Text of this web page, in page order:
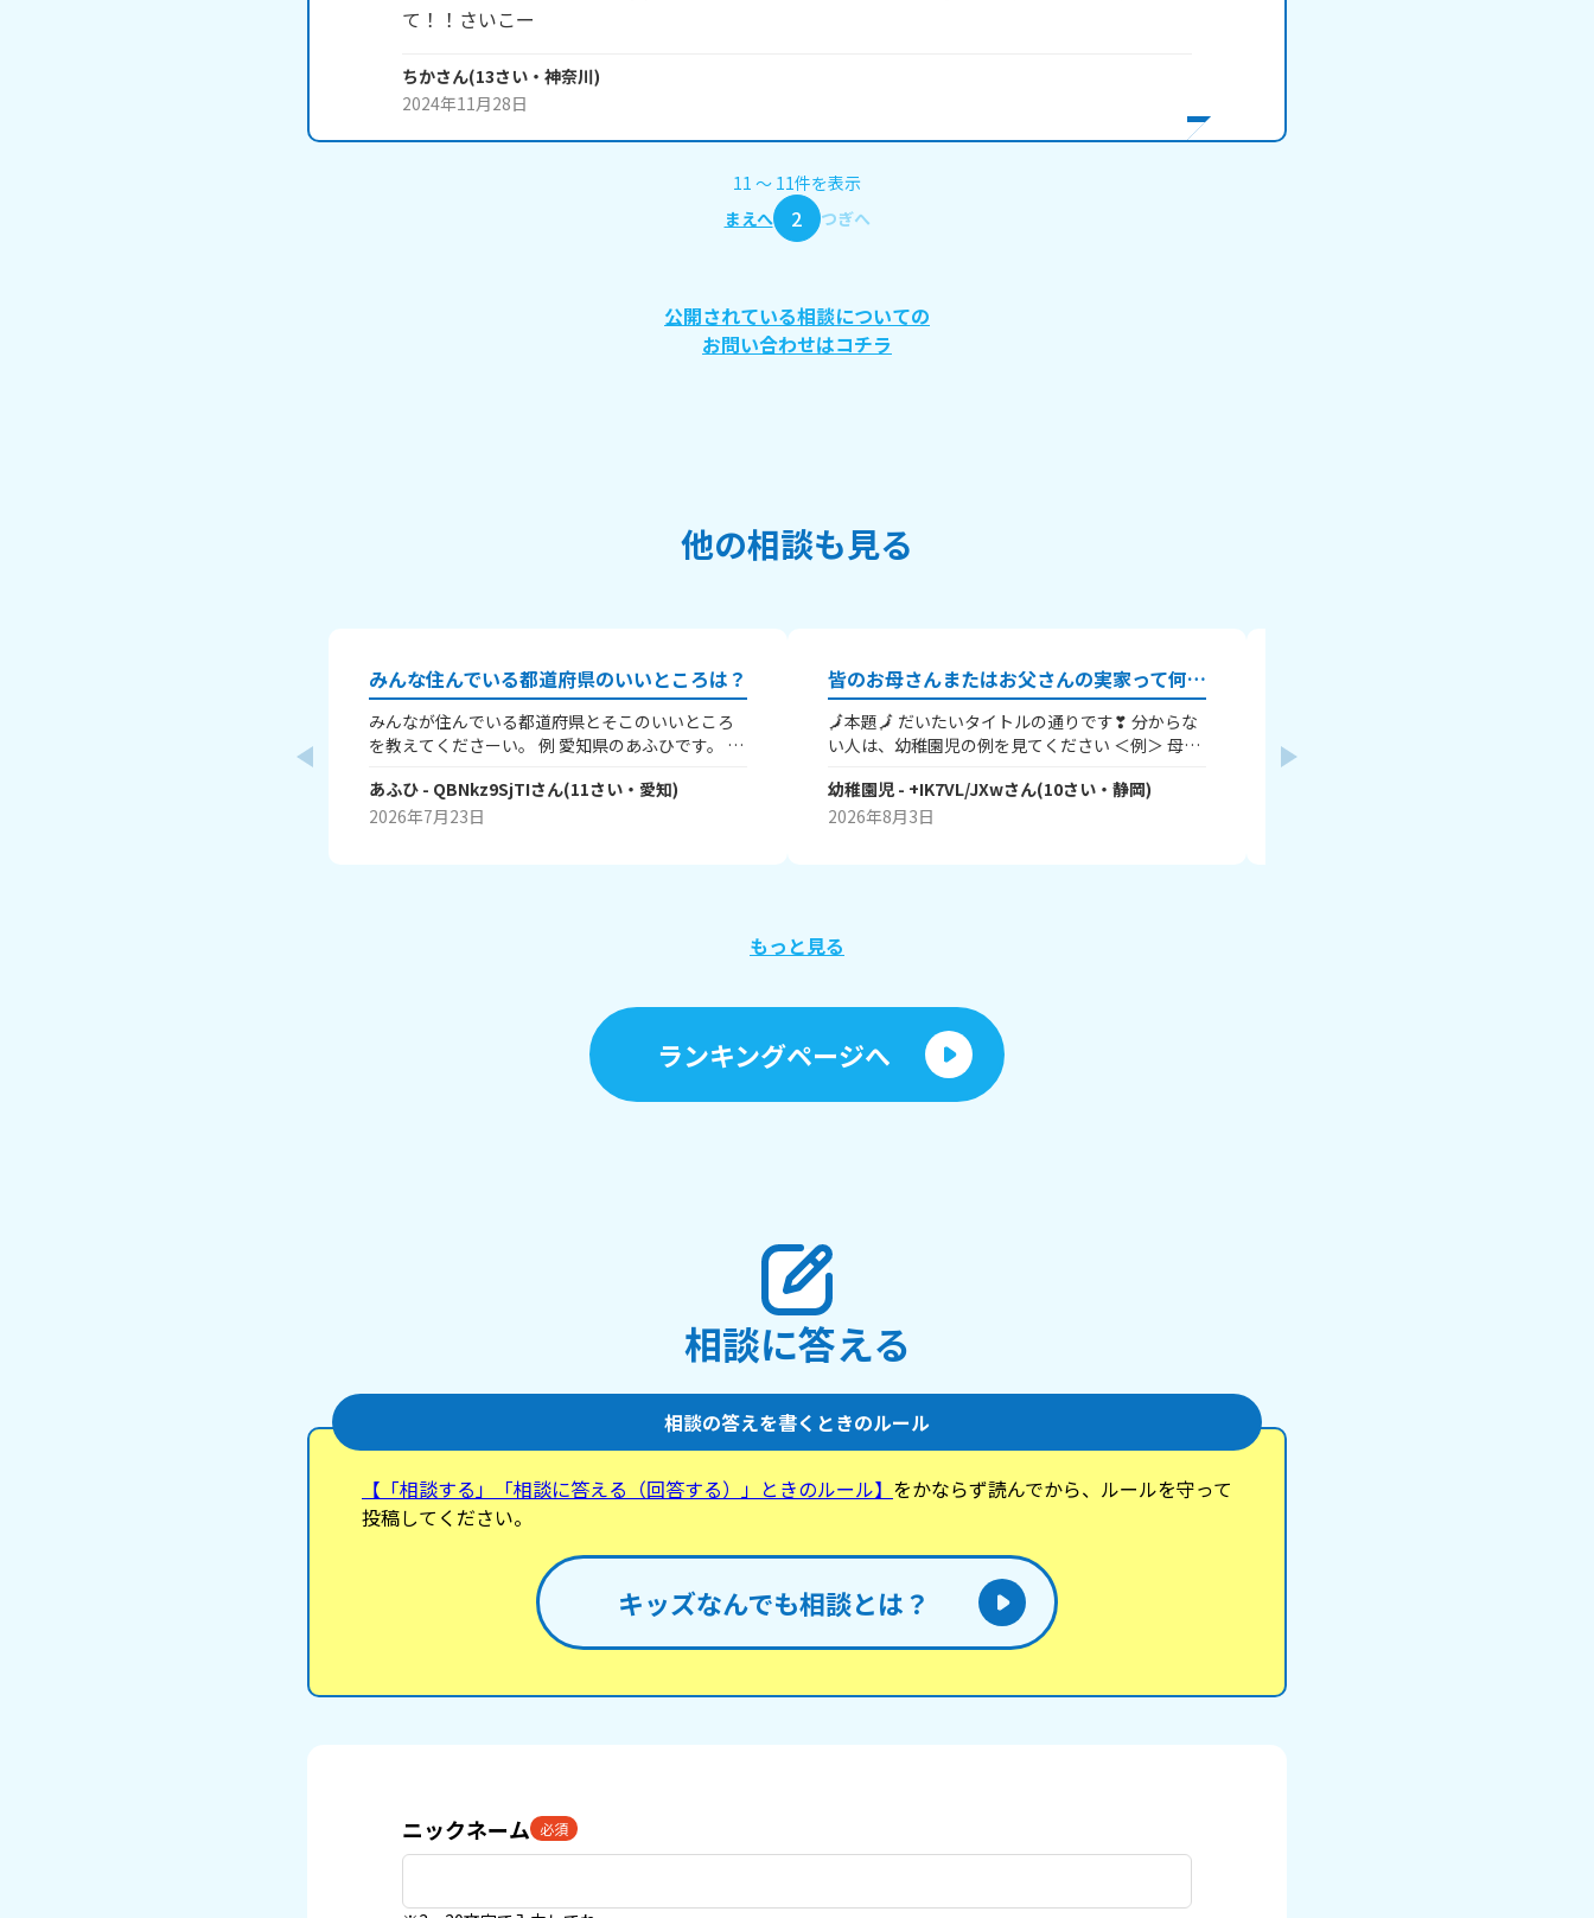
て！！さいこー
ちかさん(13さい・ 神奈川)
2024年11月28日
11 〜 11件を表示
まえへ
2 つぎへ
公開されている相談についての
お問い合わせはコチラ
他の相談も見る
みんな住んでいる都道府県のいいところは？
みんなが住んでいる都道府県とそこのいいところ
を教えてくださーい。 例 愛知県のあふひです。 こ
帯があります。観光名所では名古屋城が有名で
す。歴史的にも、天下三英傑の信長、秀吉、家
あふひ - QBNkz9SjTIさん(11さい・ 愛知)
2026年7月23日
皆のお母さんまたはお父さんの実家って何県？？
🗾本題🗾 だいたいタイトルの通りです❣ 分からな
い人は、幼稚園児の例を見てください ＜例＞ 母：
外だけど、、、 ※幼稚園児は静岡に住んでるよ～
もちろん県内でもOK.👌 言いたくない人は、地方だ
幼稚園児 - +IK7VL/JXwさん(10さい・静岡)
2026年8月3日
ったです… 感想教えてください！
もっと見る
ランキングページへ
相談に答える
相談の答えを書くときのルール
【「相談する」「相談に答える（回答する）」ときのルール】 をかならず読んでから、ルールを守って
投稿してください。
キッズなんでも相談とは？
ニックネーム 必須